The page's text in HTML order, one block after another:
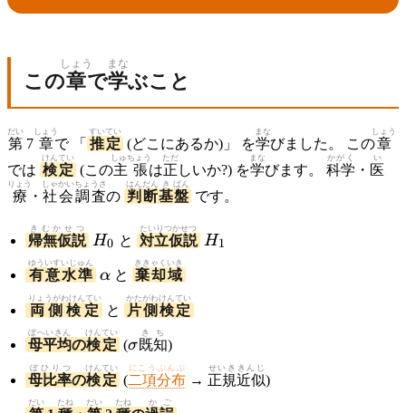
この章
しょう
で学
まな
ぶこと
第
だい
7 章
しょう
で 「 推定
すいてい
(どこにあるか)」 を学
まな
びました。 この章
しょう
では 検定
けんてい
(この主張
しゅちょう
は正
ただ
しいか?) を学
まな
びます。 科学
かがく
・ 医
い
療
りょう
・ 社会
しゃかい
調査
ちょうさ
の 判断
はんだん
基
き
盤
ばん
です。
帰無仮説
きむかせつ H_0
H0 と 対立仮説
たいりつかせつ H_1
H1
有意水準
ゆういすいじゅん \alpha
α と 棄却域
ききゃくいき
両側検定
りょうがわけんてい
と 片側検定
かたがわけんてい
母平均
ぼへいきん
の検定
けんてい
(\sigma
σ既知
きち
)
母比率
ぼひりつ
の検定
けんてい
(二項分布
にこうぶんぷ
→ 正規
せいき
近似
きんじ
)
だい たね だい たね か ご